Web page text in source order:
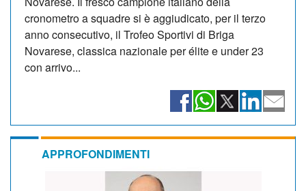
cronometro a squadre si è aggiudicato, per il terzo
anno consecutivo, il Trofeo Sportivi di Briga
Novarese, classica nazionale per élite e under 23
con arrivo...
APPROFONDIMENTI